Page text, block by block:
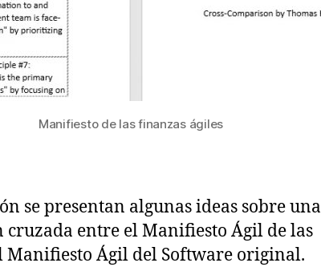
Manifiesto de las finanzas ágiles
se presentan algunas ideas sobre una
cruzada entre el Manifiesto Ágil de las
Manifiesto Ágil del Software original.